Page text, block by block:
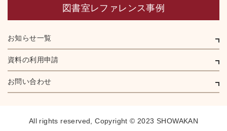
図書室レファレンス事例
お知らせ一覧
資料の利用申請
お問い合わせ
All rights reserved,Copyright © 2023 SHOWAKAN